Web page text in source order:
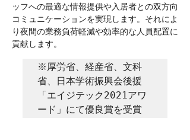
ッフへの最適な情報提供や入居者との双方向
コミュニケーションを実現します。それによ
り夜間の業務負荷軽減や効率的な人員配置に
貢献します。
※厚労省、経産省、文科
省、日本学術振興会後援
「エイジテック2021アワ
ード」にて優良賞を受賞